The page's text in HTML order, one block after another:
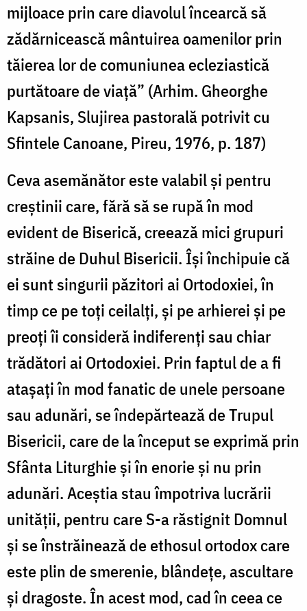
mijloace prin care diavolul încearcă să
zădărnicească mântuirea oamenilor prin
tăierea lor de comuniunea ecleziastică
purtătoare de viață” (Arhim. Gheorghe
Kapsanis, Slujirea pastorală potrivit cu
Sfintele Canoane, Pireu, 1976, p. 187)
Ceva asemănător este valabil și pentru
creștinii care, fără să se rupă în mod
evident de Biserică, creează mici grupuri
străine de Duhul Bisericii. Își închipuie că
ei sunt singurii păzitori ai Ortodoxiei, în
timp ce pe toți ceilalți, și pe arhierei și pe
preoți îi consideră indiferenți sau chiar
trădători ai Ortodoxiei. Prin faptul de a fi
atașați în mod fanatic de unele persoane
sau adunări, se îndepărtează de Trupul
Bisericii, care de la început se exprimă prin
Sfânta Liturghie și în enorie și nu prin
adunări. Aceștia stau împotriva lucrării
unității, pentru care S-a răstignit Domnul
și se înstrăinează de ethosul ortodox care
este plin de smerenie, blândețe, ascultare
și dragoste. În acest mod, cad în ceea ce